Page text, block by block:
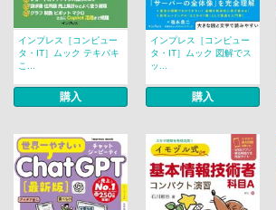
インプレス［コンピュー
タ・IT］ムック テキパキ
こ...
購入
インプレス［コンピュー
タ・IT］ムック 図解でス
ッ...
購入